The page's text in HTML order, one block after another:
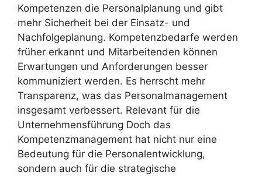
Kompetenzen die Personalplanung und gibt
mehr Sicherheit bei der Einsatz- und
Nachfolgeplanung. Kompetenzbedarfe werden
früher erkannt und Mitarbeitenden können
Erwartungen und Anforderungen besser
kommuniziert werden. Es herrscht mehr
Transparenz, was das Personalmanagement
insgesamt verbessert. Relevant für die
Unternehmensführung Doch das
Kompetenzmanagement hat nicht nur eine
Bedeutung für die Personalentwicklung,
sondern auch für die strategische